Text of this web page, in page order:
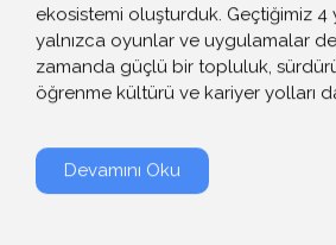
ekosistemi oluşturduk. Geçtiğimiz 4
yalnızca oyunlar ve uygulamalar
zamanda güçlü bir topluluk,
öğrenme kültürü ve kariyer yolları
Devamını Oku